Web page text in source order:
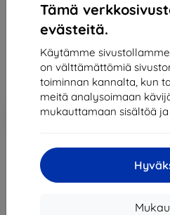
Tämä
evästeitä.
Käytämme
on välttämättömiä
toiminnan kannalta, kun
meitä analysoimaan
mukauttamaan sisältöä
348,90 €
314,01 €
-10%
Alennus kupongilla
EXTRA10
Loppuunmyyty